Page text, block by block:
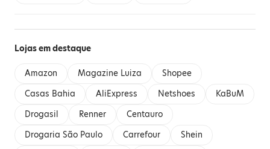
Lojas em destaque
Amazon Magazine Luiza
Shopee
Casas Bahia
AliExpress Netshoes
KaBuM
Drogasil
Renner
Centauro
Drogaria São Paulo
Carrefour
Shein